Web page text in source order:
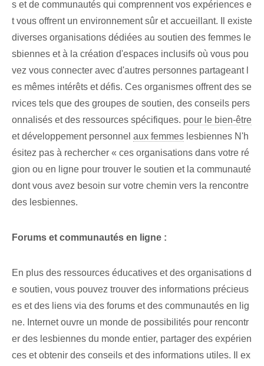
s et de communautés qui comprennent vos expériences e
t vous offrent un environnement sûr et accueillant. Il existe
diverses organisations dédiées au soutien des femmes le
sbiennes et à la création d'espaces inclusifs où vous pou
vez vous connecter avec d'autres personnes partageant l
es mêmes intérêts et défis. Ces organismes offrent des se
rvices tels que des groupes de soutien, des conseils pers
onnalisés et des ressources spécifiques. pour le bien-être
et développement personnel aux femmes lesbiennes N'h
ésitez pas à rechercher « ces organisations dans votre ré
gion ou en ligne pour trouver⁢ le soutien et la communauté
dont vous avez besoin sur votre chemin vers la rencontre
des lesbiennes.
Forums et communautés en ligne :
En plus des ressources éducatives et des organisations d
e soutien, vous pouvez trouver des informations précieus
es et des liens via des forums et des communautés en lig
ne. Internet ouvre un monde de possibilités pour rencontr
er des lesbiennes du monde entier, partager des expérien
ces et obtenir des conseils et des informations utiles. Il ex